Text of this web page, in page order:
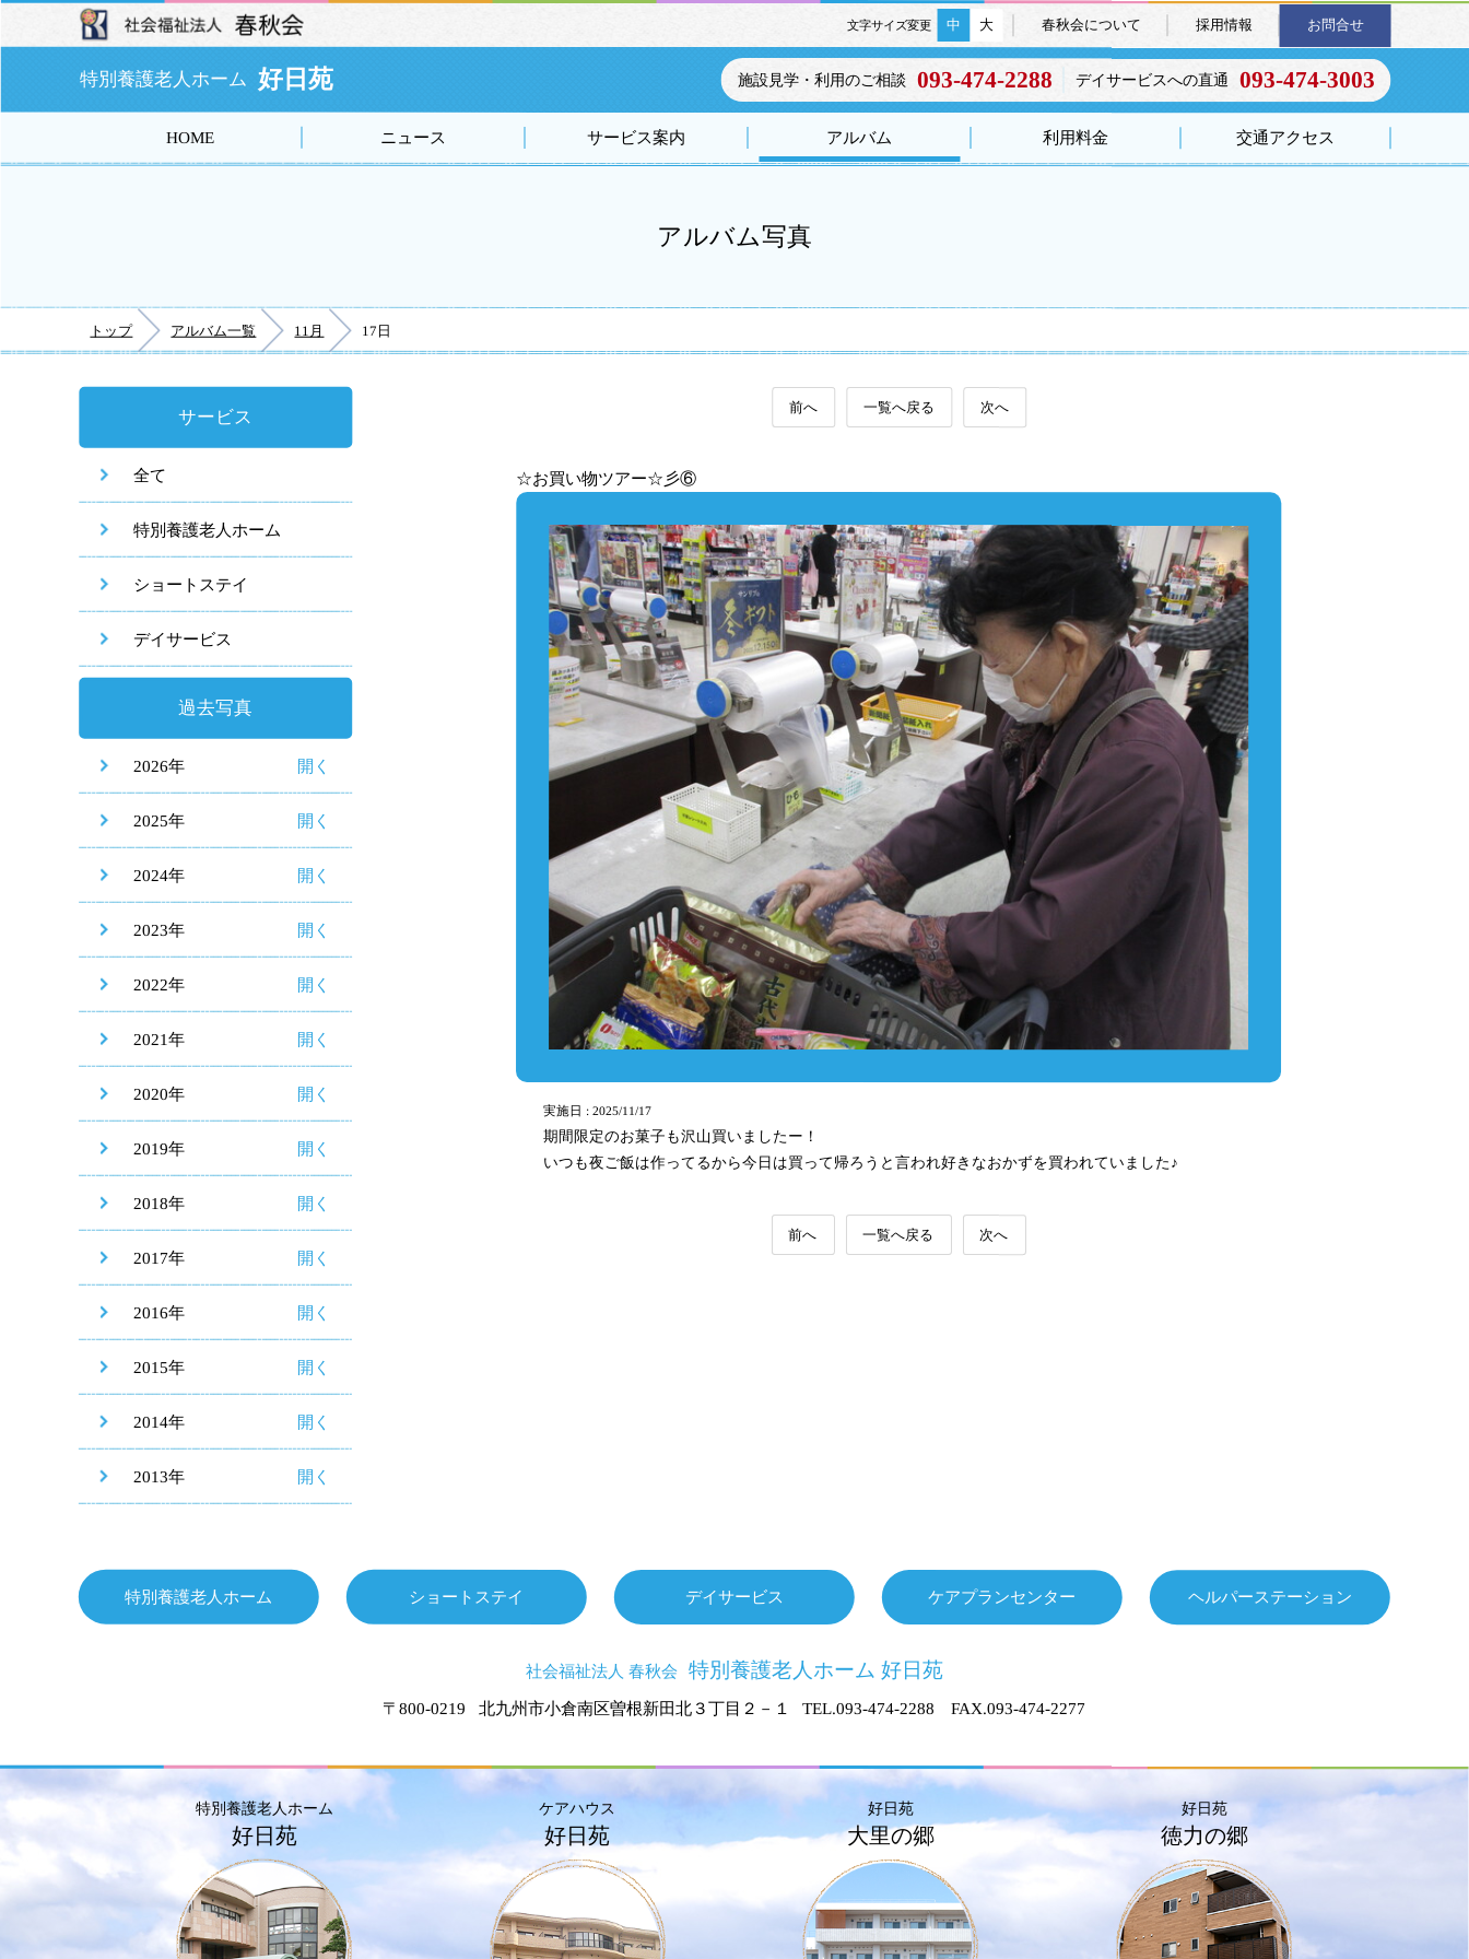
文字サイズ変更 中 大 春秋会について 採用情報 お問合せ
特別養護老人ホーム 好日苑 施設見学・利用のご相談 093-474-2288 デイサービスへの直通 093-474-3003
HOME ニュース サービス案内 アルバム 利用料金 交通アクセス
アルバム写真
トップ アルバム一覧 11月 17日
サービス
全て
特別養護老人ホーム
ショートステイ
デイサービス
過去写真
2026年
2025年
2024年
2023年
2022年
2021年
2020年
2019年
2018年
2017年
2016年
2015年
2014年
2013年
前へ 一覧へ戻る 次へ
☆お買い物ツアー☆彡⑥
実施日 : 2025/11/17
期間限定のお菓子も沢山買いましたー！
いつも夜ご飯は作ってるから今日は買って帰ろうと言われ好きなおかずを買われていました♪
前へ 一覧へ戻る 次へ
特別養護老人ホーム ショートステイ デイサービス ケアプランセンター ヘルパーステーション
社会福祉法人 春秋会 特別養護老人ホーム 好日苑
〒800-0219 北九州市小倉南区曽根新田北３丁目２－１ TEL.093-474-2288 FAX.093-474-2277
特別養護老人ホーム
好日苑
ケアハウス
好日苑
好日苑
大里の郷
好日苑
徳力の郷